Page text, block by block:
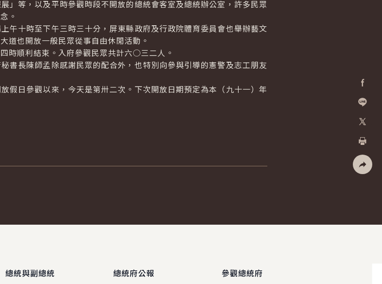
加入好
列印
」等，以及平時參觀時段不開放的總統會客室及總統辦公室，許多民眾
。
十時至下午三時三十分，屏東縣政府及行政院體育委員會也舉辦藝文
道也開放一般民眾從事自由休閒活動。
時順利結束。入府參觀民眾共計六○三二人。
長陳師孟除感謝民眾的配合外，也特別向參與引導的憲警及志工朋友
日參觀以來，今天是第卅二次。下次開放日期預定為本（九十一）年
總統與副總統
總統府公報
參觀總統府